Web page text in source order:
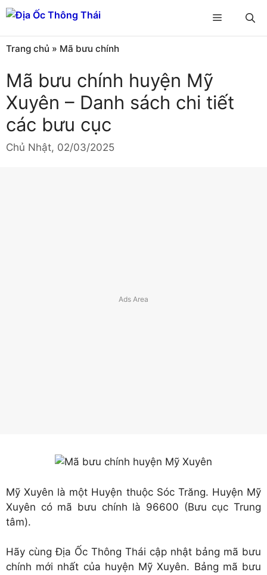
Chuyển
đến
nội
dung
Menu
Trang chủ » Mã bưu chính
Mã bưu chính huyện Mỹ
Xuyên – Danh sách chi tiết
các bưu cục
Chủ Nhật, 02/03/2025
Mỹ Xuyên là một Huyện thuộc Sóc Trăng. Huyện Mỹ
Xuyên có mã bưu chính là 96600 (Bưu cục Trung
tâm).
Hãy cùng Địa Ốc Thông Thái cập nhật bảng mã bưu
chính mới nhất của huyện Mỹ Xuyên. Bảng mã bưu